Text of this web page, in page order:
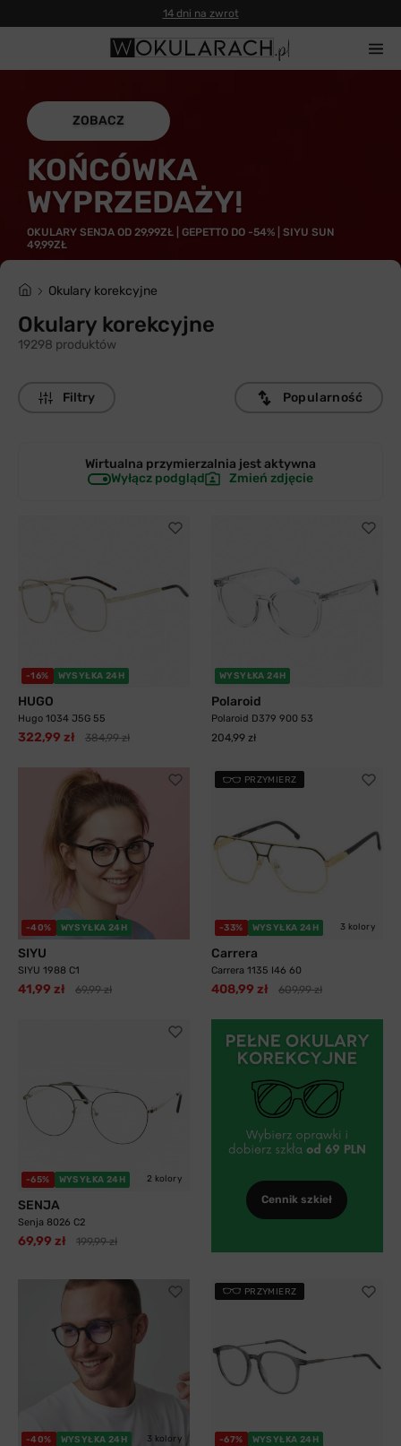
14 dni na zwrot
ZOBACZ
KOŃCÓWKA
WYPRZEDAŻY!
OKULARY SENJA OD 29,99ZŁ | GEPETTO DO -54% | SIYU SUN
49,99ZŁ
Okulary korekcyjne
Okulary korekcyjne
19298 produktów
Filtry Popularność
Wirtualna przymierzalnia jestaktywna
Wyłącz podgląd
Zmień zdjęcie
-16% WYSYŁKA 24H
HUGO
Hugo 1034 J5G 55
322,99 zł 384,99 zł
WYSYŁKA 24H
Polaroid
Polaroid D379 900 53
204,99 zł
-40% WYSYŁKA 24H
SIYU
SIYU 1988 C1
41,99 zł 69,99 zł
PRZYMIERZ
-33% WYSYŁKA 24H 3 kolory
Carrera
Carrera 1135 I46 60
408,99 zł 609,99 zł
-65% WYSYŁKA 24H 2 kolory
SENJA
Senja 8026 C2
69,99 zł 199,99 zł
Cennik szkieł
-40% WYSYŁKA 24H 3 kolory
PRZYMIERZ
-67% WYSYŁKA 24H